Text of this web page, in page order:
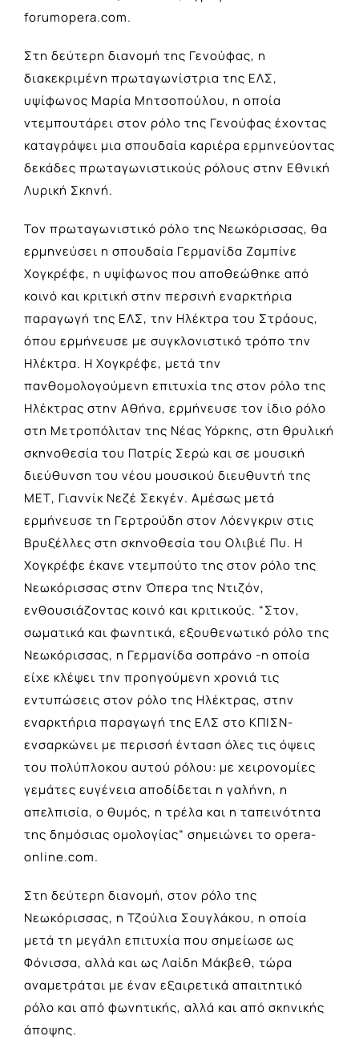
forumopera.com.
Στη δεύτερη διανομή της Γενούφας, η
διακεκριμένη πρωταγωνίστρια της ΕΛΣ,
υψίφωνος Μαρία Μητσοπούλου, η οποία
ντεμπουτάρει στον ρόλο της Γενούφας έχοντας
καταγράψει μια σπουδαία καριέρα ερμηνεύοντας
δεκάδες πρωταγωνιστικούς ρόλους στην Εθνική
Λυρική Σκηνή.
Τον πρωταγωνιστικό ρόλο της Νεωκόρισσας, θα
ερμηνεύσει η σπουδαία Γερμανίδα Ζαμπίνε
Χογκρέφε, η υψίφωνος που αποθεώθηκε από
κοινό και κριτική στην περσινή εναρκτήρια
παραγωγή της ΕΛΣ, την Ηλέκτρα του Στράους,
όπου ερμήνευσε με συγκλονιστικό τρόπο την
Ηλέκτρα. Η Χογκρέφε, μετά την
πανθομολογούμενη επιτυχία της στον ρόλο της
Ηλέκτρας στην Αθήνα, ερμήνευσε τον ίδιο ρόλο
στη Μετροπόλιταν της Νέας Υόρκης, στη θρυλική
σκηνοθεσία του Πατρίς Σερώ και σε μουσική
διεύθυνση του νέου μουσικού διευθυντή της
ΜΕΤ, Γιαννίκ Νεζέ Σεκγέν. Αμέσως μετά
ερμήνευσε τη Γερτρούδη στον Λόενγκριν στις
Βρυξέλλες στη σκηνοθεσία του Ολιβιέ Πυ. Η
Χογκρέφε έκανε ντεμπούτο της στον ρόλο της
Νεωκόρισσας στην Όπερα της Ντιζόν,
ενθουσιάζοντας κοινό και κριτικούς. “Στον,
σωματικά και φωνητικά, εξουθενωτικό ρόλο της
Νεωκόρισσας, η Γερμανίδα σοπράνο -η οποία
είχε κλέψει την προηγούμενη χρονιά τις
εντυπώσεις στον ρόλο της Ηλέκτρας, στην
εναρκτήρια παραγωγή της ΕΛΣ στο ΚΠΙΣΝ-
ενσαρκώνει με περισσή ένταση όλες τις όψεις
του πολύπλοκου αυτού ρόλου: με χειρονομίες
γεμάτες ευγένεια αποδίδεται η γαλήνη, η
απελπισία, ο θυμός, η τρέλα και η ταπεινότητα
της δημόσιας ομολογίας” σημειώνει το opera-
online.com.
Στη δεύτερη διανομή, στον ρόλο της
Νεωκόρισσας, η Τζούλια Σουγλάκου, η οποία
μετά τη μεγάλη επιτυχία που σημείωσε ως
Φόνισσα, αλλά και ως Λαίδη Μάκβεθ, τώρα
αναμετράται με έναν εξαιρετικά απαιτητικό
ρόλο και από φωνητικής, αλλά και από σκηνικής
άποψης.